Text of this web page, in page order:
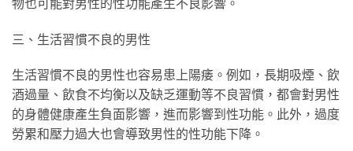
三、生活習慣不良的男性
生活習慣不良的男性也容易患上陽痿。例如，長期吸煙、飲
酒過量、飲食不均衡以及缺乏運動等不良習慣，都會對男性
的身體健康產生負面影響，進而影響到性功能。此外，過度
勞累和壓力過大也會導致男性的性功能下降。